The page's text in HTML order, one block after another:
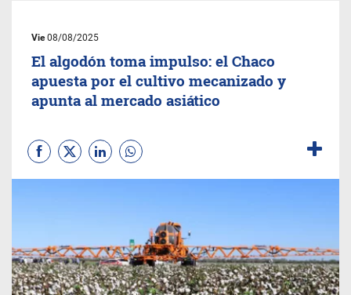
Vie08/08/2025
El algodón toma impulso: el Chaco
apuesta por el cultivo mecanizado y
apunta al mercado asiático